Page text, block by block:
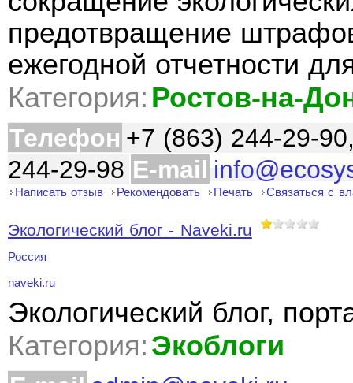
предотвращение
ежегодной отчетности
Категория: Ростов-на-
Телефон +7 (863) 244-29-
244-29-98 E-mail
Написать отзыв Рекомендовать Печать Связаться с
Экологический блог - Naveki.ru
Россия
naveki.ru
Экологический блог,
Категория: Экоблоги